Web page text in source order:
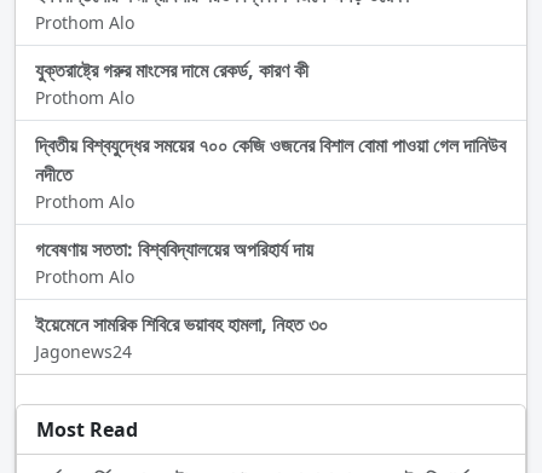
Prothom Alo
যুক্তরাষ্ট্রে গরুর মাংসের দামে রেকর্ড, কারণ কী
Prothom Alo
দ্বিতীয় বিশ্বযুদ্ধের সময়ের ৭০০ কেজি ওজনের বিশাল বোমা পাওয়া গেল দানিউব
নদীতে
Prothom Alo
গবেষণায় সততা: বিশ্ববিদ্যালয়ের অপরিহার্য দায়
Prothom Alo
ইয়েমেনে সামরিক শিবিরে ভয়াবহ হামলা, নিহত ৩০
Jagonews24
Most Read